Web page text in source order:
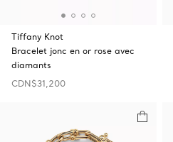
Tiffany Knot
Bracelet jonc en or rose avec
diamants
CDN$31,200